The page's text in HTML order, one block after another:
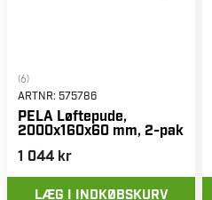
(6)
ARTNR: 575786
PELA Løftepude,
2000x160x60 mm, 2-pak
1 044 kr
LÆG I INDKØBSKURV